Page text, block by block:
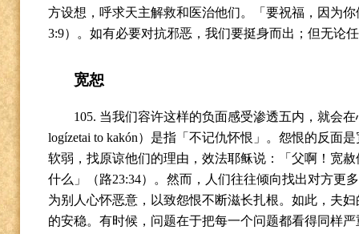
方设想，呼求天主解救和医治他们。「要祝福，因为
3:9）。如有必要对抗邪恶，我们要挺身而出；但无论
宽恕
105. 当我们容许这样的负面感受渗透五内，就会
logízetai to kakón）是指「不记仇怀恨」。怨恨的反面
软弱，找原谅他们的理由，效法耶稣说：「父啊！宽
什么」（路23:34）。然而，人们往往倾向找出对方更
为别人心怀恶意，以致怨恨不断滋长扎根。如此，夫
的安稳。有时候，问题在于把每一个问题都看得同样